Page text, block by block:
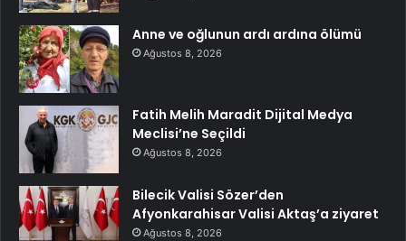
Anne ve oğlunun ardı ardına ölümü
Ağustos 8, 2026
Fatih Melih Maradit Dijital Medya
Meclisi’ne Seçildi
Ağustos 8, 2026
Bilecik Valisi Sözer’den
Afyonkarahisar Valisi Aktaş’a ziyaret
Ağustos 8, 2026